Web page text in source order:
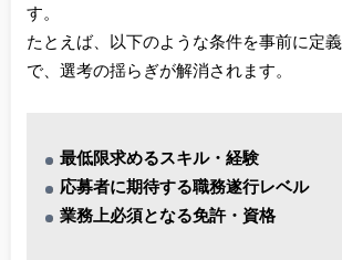
す。
たとえば、以下のような条件を事前に定
で、選考の揺らぎが解消されます。
最低限求めるスキル・経験
応募者に期待する職務遂行レベル
業務上必須となる免許・資格